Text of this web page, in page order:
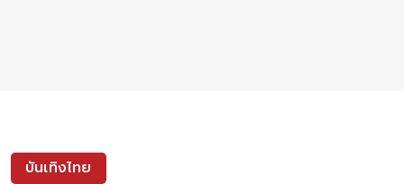
บันเทิงไทย